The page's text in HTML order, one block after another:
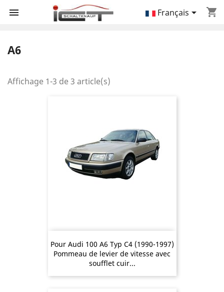
 shopping_cart
Français
A6
Affichage 1-3 de 3 article(s)
Pour Audi 100 A6 Typ C4 (1990-1997)
Pommeau de levier de vitesse avec
soufflet cuir...